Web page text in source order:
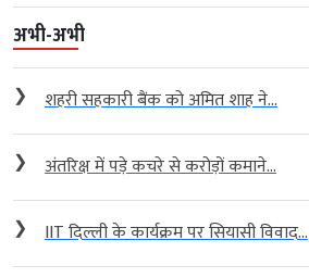
अभी-अभी
❯ शहरी सहकारी बैंक को अमित शाह ने...
❯ अंतरिक्ष में पड़े कचरे से करोड़ों कमाने...
❯ IIT दिल्ली के कार्यक्रम पर सियासी विवाद...